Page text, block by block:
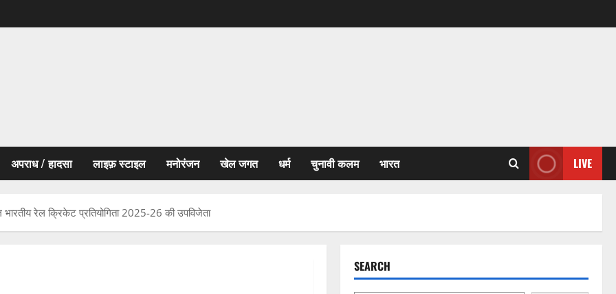
अपराध / हादसा लाइफ़ स्टाइल मनोरंजन खेल जगत धर्म चुनावी कलम भारत LIVE
रेल क्रिकेट प्रतियोगिता 2025-26 की उपविजेता
SEARCH